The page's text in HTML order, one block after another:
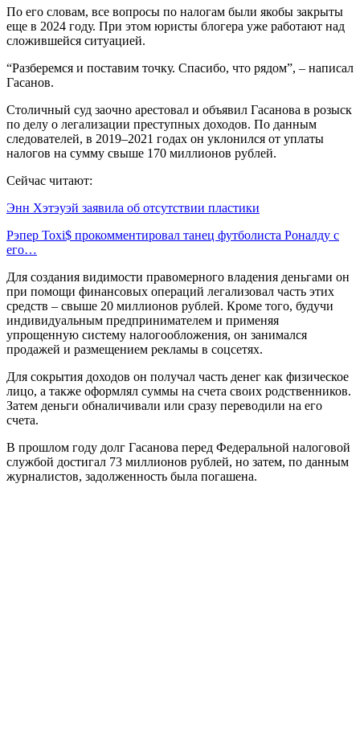
По его словам, все вопросы по налогам были якобы закрыты
еще в 2024 году. При этом юристы блогера уже работают над
сложившейся ситуацией.
“Разберемся и поставим точку. Спасибо, что рядом”, – написал
Гасанов.
Столичный суд заочно арестовал и объявил Гасанова в розыск
по делу о легализации преступных доходов. По данным
следователей, в 2019–2021 годах он уклонился от уплаты
налогов на сумму свыше 170 миллионов рублей.
Сейчас читают:
Энн Хэтэуэй заявила об отсутствии пластики
Рэпер Toxi$ прокомментировал танец футболиста Роналду с
его…
Для создания видимости правомерного владения деньгами он
при помощи финансовых операций легализовал часть этих
средств – свыше 20 миллионов рублей. Кроме того, будучи
индивидуальным предпринимателем и применяя
упрощенную систему налогообложения, он занимался
продажей и размещением рекламы в соцсетях.
Для сокрытия доходов он получал часть денег как физическое
лицо, а также оформлял суммы на счета своих родственников.
Затем деньги обналичивали или сразу переводили на его
счета.
В прошлом году долг Гасанова перед Федеральной налоговой
службой достигал 73 миллионов рублей, но затем, по данным
журналистов, задолженность была погашена.